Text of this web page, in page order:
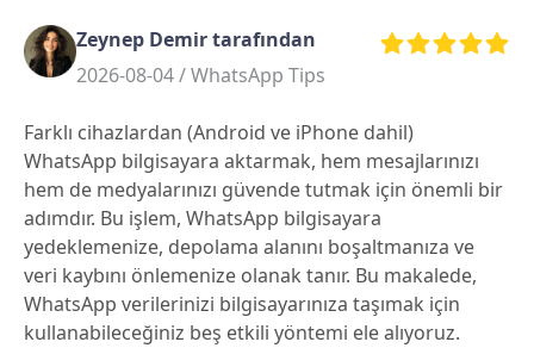
Tenorshare
PDNob
iAnyGo
Zeynep Demir tarafından
2026-08-04 /WhatsApp Tips
Farklı cihazlardan (Android ve iPhone dahil)
WhatsApp bilgisayara aktarmak, hem mesajlarınızı
hem de medyalarınızı güvende tutmak için önemli bir
adımdır. Bu işlem, WhatsApp bilgisayara
yedeklemenize, depolama alanını boşaltmanıza ve
veri kaybını önlemenize olanak tanır. Bu makalede,
WhatsApp verilerinizi bilgisayarınıza taşımak için
kullanabileceğiniz beş etkili yöntemi ele alıyoruz.